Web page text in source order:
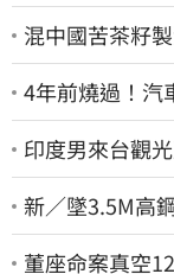
混中國苦茶籽
4年前燒過！
印度男來台觀
新／墜3.5M高
董座命案真空